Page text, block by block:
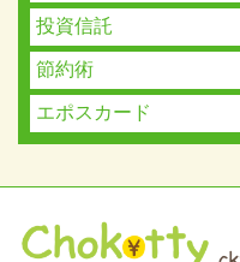
投資信託
節約術
エポスカード